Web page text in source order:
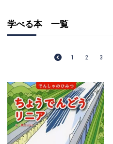
学べる本 一覧
1 2 3